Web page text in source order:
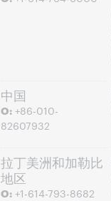
中国
O: +86-010-
82607932
拉丁美洲和加勒比
地区
O: +1-614-793-8682